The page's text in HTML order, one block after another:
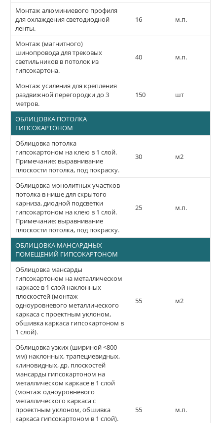
Монтаж алюминиевого профиля
для охлаждения светодиодной
ленты.
16 м.п.
Монтаж (магнитного)
шинопровода для трековых
светильников в потолок из
гипсокартона.
40 м.п.
Монтаж усиления для крепления
раздвижной перегородки до 3
метров.
150 шт
ОБЛИЦОВКА ПОТОЛКА
ГИПСОКАРТОНОМ
Облицовка потолка
гипсокартоном на клею в 1 слой.
Примечание: выравнивание
плоскости потолка, под покраску.
30 м2
Облицовка монолитных участков
потолка в нише для скрытого
карниза, диодной подсветки
гипсокартоном на клею в 1 слой.
Примечание: выравнивание
плоскости потолка, под покраску.
25 м.п.
ОБЛИЦОВКА МАНСАРДНЫХ
ПОМЕЩЕНИЙ ГИПСОКАРТОНОМ
Облицовка мансарды
гипсокартоном на металлическом
каркасе в 1 слой наклонных
плоскостей (монтаж
одноуровневого металлического
каркаса с проектным уклоном,
обшивка каркаса гипсокартоном в
1 слой).
55 м2
Облицовка узких (шириной <800
мм) наклонных, трапециевидных,
клиновидных, др. плоскостей
мансарды гипсокартоном на
металлическом каркасе в 1 слой
(монтаж одноуровневого
металлического каркаса с
проектным уклоном, обшивка
каркаса гипсокартоном в 1 слой).
55 м.п.